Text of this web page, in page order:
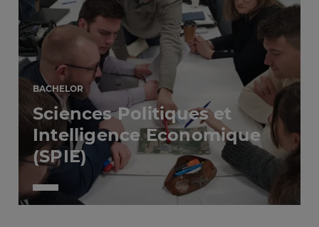
BACHELOR
Sciences Politiques et
Intelligence Economique
(SPIE)